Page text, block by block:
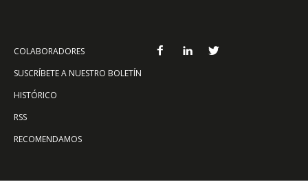
COLABORADORES
SUSCRÍBETE A NUESTRO BOLETÍN
HISTÓRICO
RSS
RECOMENDAMOS